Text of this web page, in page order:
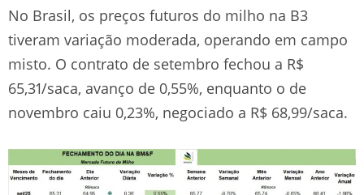
No Brasil, os preços futuros do milho na B3
tiveram variação moderada, operando em campo
misto. O contrato de setembro fechou a R$
65,31/saca, avanço de 0,55%, enquanto o de
novembro caiu 0,23%, negociado a R$ 68,99/saca.